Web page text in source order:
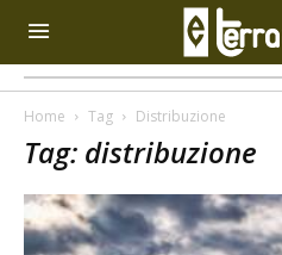
Home Tag Distribuzione
Tag: distribuzione